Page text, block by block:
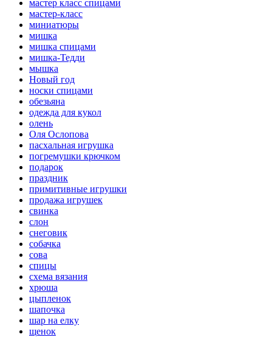
мастер класс спицами
мастер-класс
миниатюры
мишка
мишка спицами
мишка-Тедди
мышка
Новый год
носки спицами
обезьяна
одежда для кукол
олень
Оля Ослопова
пасхальная игрушка
погремушки крючком
подарок
праздник
примитивные игрушки
продажа игрушек
свинка
слон
снеговик
собачка
сова
спицы
схема вязания
хрюша
цыпленок
шапочка
шар на елку
щенок